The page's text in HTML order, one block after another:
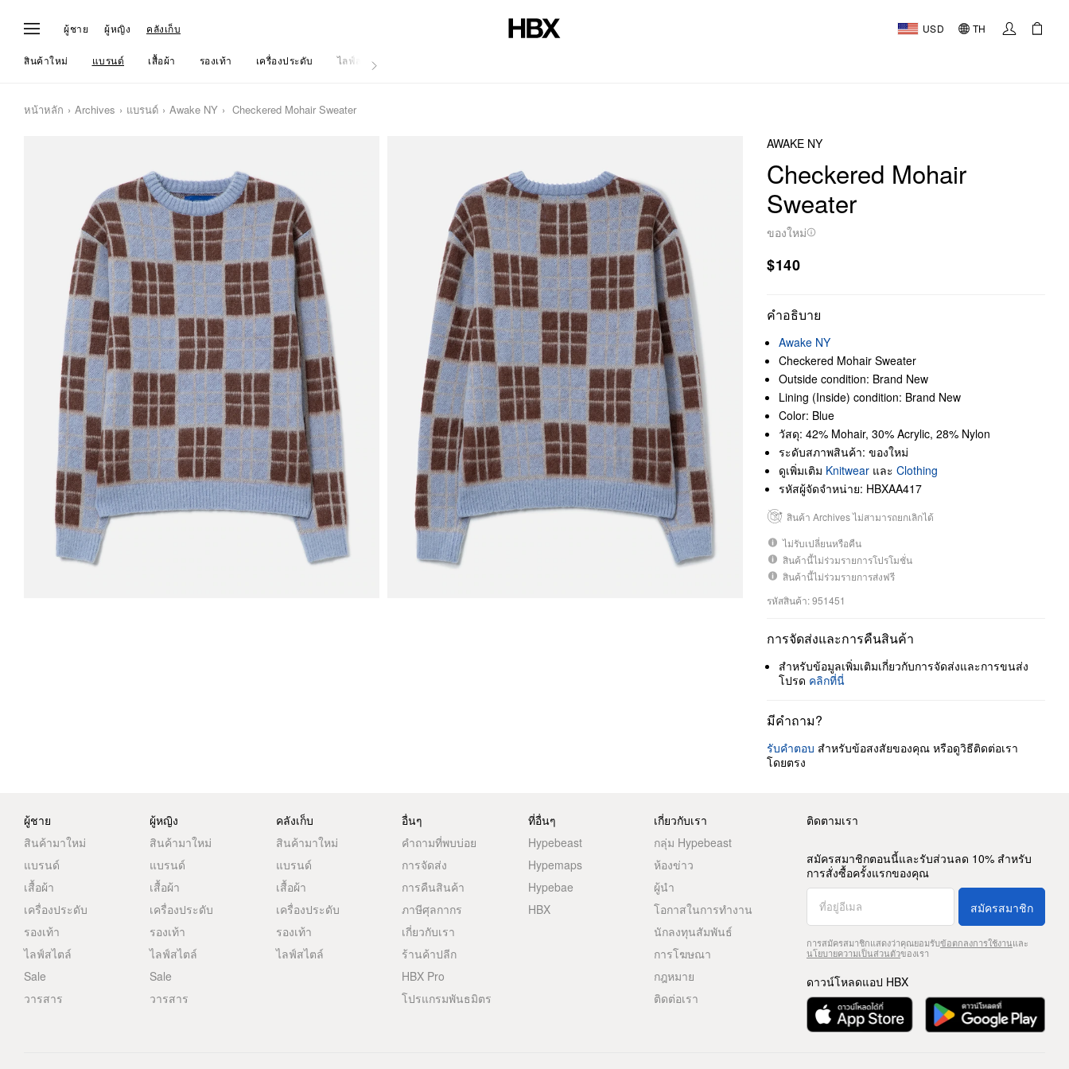
ผู้ชาย ผู้หญิง คลังเก็บ USD TH
สินค้าใหม่ แบรนด์ เสื้อผ้า รองเท้า เครื่องประดับ ไลฟ์สไตล์
หน้าหลัก Archives แบรนด์ Awake NY Checkered Mohair Sweater
AWAKE NY
Checkered Mohair
Sweater
ของใหม่
$140
คำอธิบาย
Awake NY
Checkered Mohair Sweater
Outside condition: Brand New
Lining (Inside) condition: Brand New
Color: Blue
วัสดุ: 42% Mohair, 30% Acrylic, 28% Nylon
ระดับสภาพสินค้า: ของใหม่
ดูเพิ่มเติม Knitwear และ Clothing
รหัสผู้จัดจำหน่าย: HBXAA417
สินค้า Archives ไม่สามารถยกเลิกได้
ไม่รับเปลี่ยนหรือคืน
สินค้านี้ไม่ร่วมรายการโปรโมชั่น
สินค้านี้ไม่ร่วมรายการส่งฟรี
รหัสสินค้า: 951451
การจัดส่งและการคืนสินค้า
สำหรับข้อมูลเพิ่มเติมเกี่ยวกับการจัดส่งและการขนส่ง
โปรด คลิกที่นี่
มีคำถาม?
รับคำตอบ สำหรับข้อสงสัยของคุณ หรือดูวิธีติดต่อเรา
โดยตรง
ผู้ชาย
สินค้ามาใหม่
แบรนด์
เสื้อผ้า
เครื่องประดับ
รองเท้า
ไลฟ์สไตล์
Sale
วารสาร
ผู้หญิง
สินค้ามาใหม่
แบรนด์
เสื้อผ้า
เครื่องประดับ
รองเท้า
ไลฟ์สไตล์
Sale
วารสาร
คลังเก็บ
สินค้ามาใหม่
แบรนด์
เสื้อผ้า
เครื่องประดับ
รองเท้า
ไลฟ์สไตล์
อื่นๆ
คำถามที่พบบ่อย
การจัดส่ง
การคืนสินค้า
ภาษีศุลกากร
เกี่ยวกับเรา
ร้านค้าปลีก
HBX Pro
โปรแกรมพันธมิตร
ที่อื่นๆ
Hypebeast
Hypemaps
Hypebae
HBX
เกี่ยวกับเรา
กลุ่ม Hypebeast
ห้องข่าว
ผู้นำ
โอกาสในการทำงาน
นักลงทุนสัมพันธ์
การโฆษณา
กฎหมาย
ติดต่อเรา
ติดตามเรา
สมัครสมาชิกตอนนี้และรับส่วนลด 10% สำหรับ
การสั่งซื้อครั้งแรกของคุณ
สมัครสมาชิก
การสมัครสมาชิกแสดงว่าคุณยอมรับข้อตกลงการใช้งานและ
นโยบายความเป็นส่วนตัวของเรา
ดาวน์โหลดแอป HBX